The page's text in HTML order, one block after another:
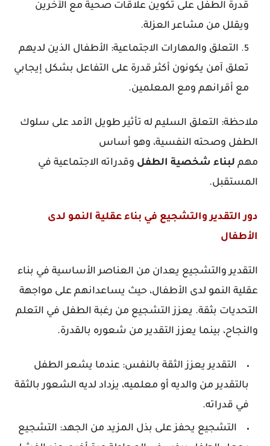
قدرة الطفل على تكوين علاقات صحية مع الآخرين
ويقلل من مشاعر العزلة.
التعلق والمهارات الاجتماعية: الأطفال الذين لديهم
تعلق آمن يكونون أكثر قدرة على التفاعل بشكل إيجابي
مع أقرانهم ومع المعلمين.
ملاحظة: التعلق السليم له تأثير طويل الأمد على سلوك
الطفل وصحته النفسية، وهو أساس
مهم لبناء شخصية الطفل وقدراته الاجتماعية في
المستقبل.
دور التقدير والتشجيع في بناء عقلية النمو لدى
الأطفال
التقدير والتشجيع يعدان من العناصر الأساسية في بناء
عقلية النمو لدى الأطفال، حيث يساعدانهم على مواجهة
التحديات بثقة. يعزز التشجيع من رغبة الطفل في التعلم
والنجاح، بينما يعزز التقدير من شعوره بالقدرة.
التقدير يعزز الثقة بالنفس: عندما يشعر الطفل
بالتقدير من والديه أو معلميه، يزداد لديه الشعور بالثقة
في قدراته.
التشجيع يحفز على بذل المزيد من الجهد: التشجيع